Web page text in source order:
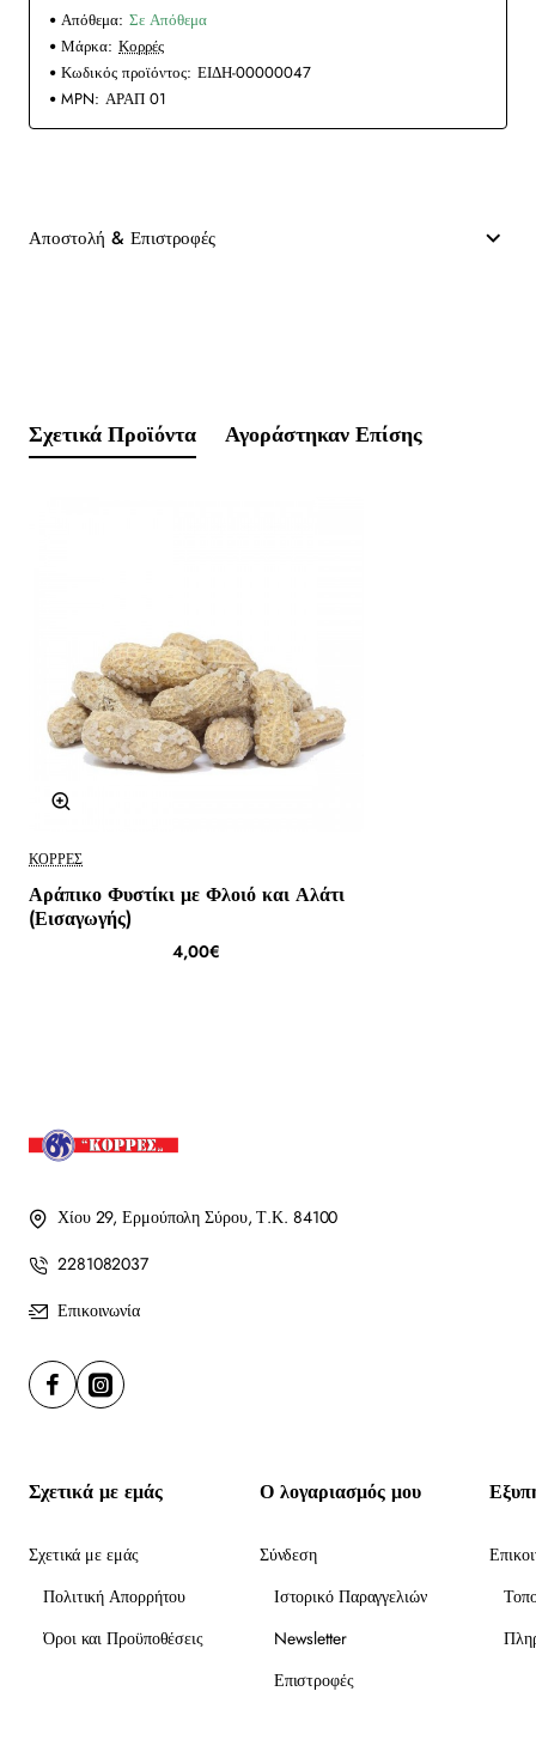
Απόθεμα: Σε Απόθεμα
Μάρκα: Κορρές
Κωδικός προϊόντος: ΕΙΔΗ-00000047
MPN: ΑΡΑΠ 01
Αποστολή & Επιστροφές
Σχετικά Προϊόντα Αγοράστηκαν Επίσης
ΚΟΡΡΈΣ
Αράπικο Φυστίκι με Φλοιό και Αλάτι
(Εισαγωγής)
4,00€
Χίου 29, Ερμούπολη Σύρου, Τ.Κ. 84100
2281082037
Επικοινωνία
Σχετικά με εμάς
Σχετικά με εμάς
Πολιτική Απορρήτου
Όροι και Προϋποθέσεις
Ο λογαριασμός μου
Σύνδεση
Ιστορικό Παραγγελιών
Newsletter
Επιστροφές